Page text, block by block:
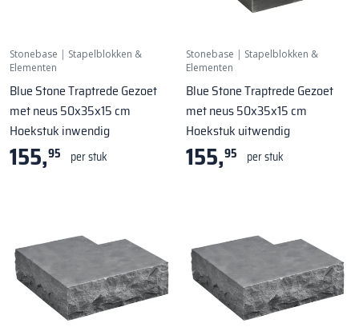
Stonebase | Stapelblokken &
Elementen
Blue Stone Traptrede Gezoet
met neus 50x35x15 cm
Hoekstuk inwendig
155,95 per stuk
Stonebase | Stapelblokken &
Elementen
Blue Stone Traptrede Gezoet
met neus 50x35x15 cm
Hoekstuk uitwendig
155,95 per stuk